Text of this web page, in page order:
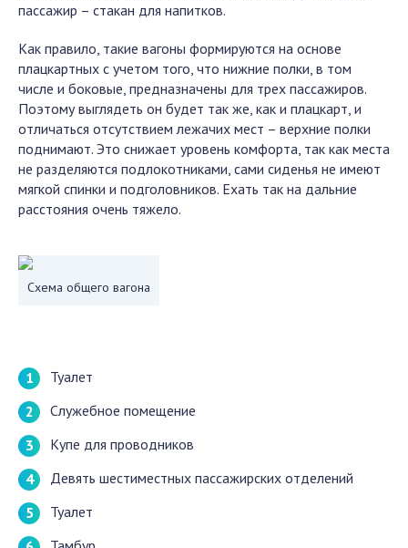
пассажир – стакан для напитков.
Как правило, такие вагоны формируются на основе
плацкартных с учетом того, что нижние полки, в том
числе и боковые, предназначены для трех пассажиров.
Поэтому выглядеть он будет так же, как и плацкарт, и
отличаться отсутствием лежачих мест – верхние полки
поднимают. Это снижает уровень комфорта, так как места
не разделяются подлокотниками, сами сиденья не имеют
мягкой спинки и подголовников. Ехать так на дальние
расстояния очень тяжело.
Схема общего вагона
Туалет
Служебное помещение
Купе для проводников
Девять шестиместных пассажирских отделений
Туалет